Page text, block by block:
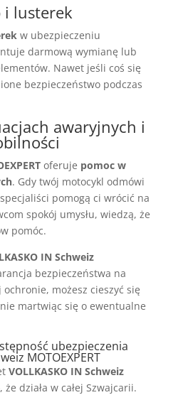
i lusterek
w ubezpieczeniu
darmową wymianę lub
Nawet jeśli coś się
bezpieczeństwo podczas
awaryjnych i
oferuje pomoc w
. Gdy twój motocykl odmówi
pomogą ci wrócić na
spokój umysłu, wiedzą, że
pomóc.
IN Schweiz
bezpieczeństwa na
możesz cieszyć się
martwiąc się o ewentualne
ubezpieczenia
MOTOEXPERT
VOLLKASKO IN Schweiz
działa w całej Szwajcarii.